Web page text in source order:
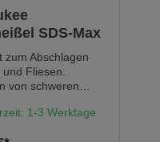
SDS-Max
zum Abschlagen
und Fliesen.
von schweren
1-3 Werktage